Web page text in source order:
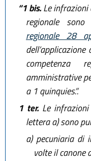
“1 bis.Le infrazioni
regionale
regionale 28
competenza
amministrative
a 1 quinquies.”.
1 ter.Le infrazioni
lettera a) sono
a)pecuniaria di
volte il canone